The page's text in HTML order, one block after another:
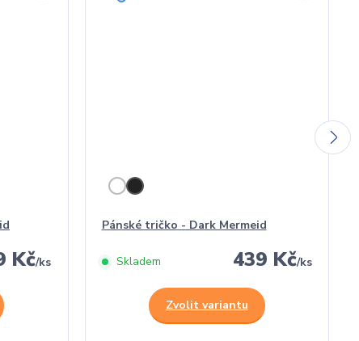
Kč/ks
Pánské tričko - Dark Mermeid
439 Kč/ks
Skladem
Zvolit variantu